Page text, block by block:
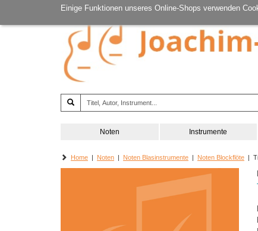
Einige Funktionen unseres Online-Shops verwenden
Noten Instrumente
Home | Noten | Noten Blasinstrumente | Noten Blockflöte |